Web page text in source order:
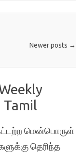
Newer posts →
Tamil
மென்பொருள்
தெரிந்த